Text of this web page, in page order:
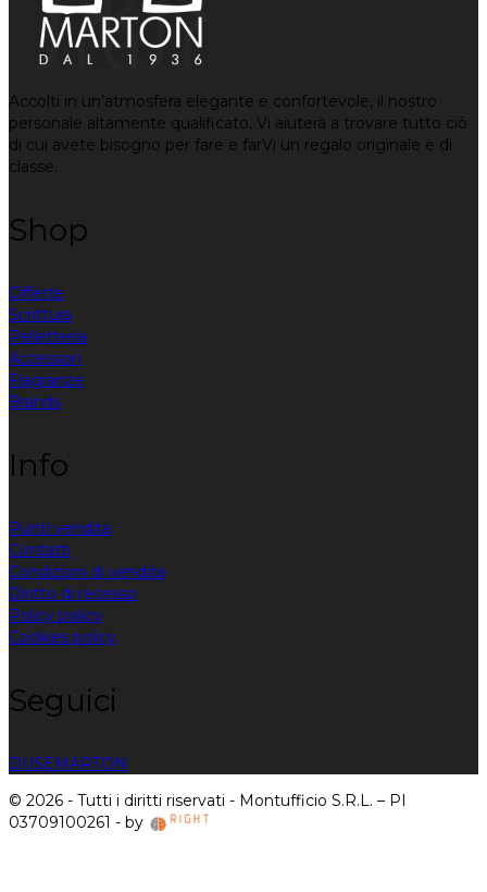
Accolti in un’atmosfera elegante e confortevole, il nostro
personale altamente qualificato, Vi aiuterà a trovare tutto ciò
di cui avete bisogno per fare e farVi un regalo originale e di
classe.
Shop
Offerte
Scrittura
Pelletteria
Accessori
Fragranze
Brands
Info
Punti vendita
Contatti
Condizioni di vendita
Diritto di recesso
Policy policy
Cookies policy
Seguici
DUSEMARTON
© 2026 - Tutti i diritti riservati - Montufficio S.R.L. – PI
03709100261 - by